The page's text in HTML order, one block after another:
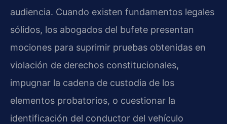
audiencia. Cuando existen fundamentos legales
sólidos, los abogados del bufete presentan
mociones para suprimir pruebas obtenidas en
violación de derechos constitucionales,
impugnar la cadena de custodia de los
elementos probatorios, o cuestionar la
identificación del conductor del vehículo